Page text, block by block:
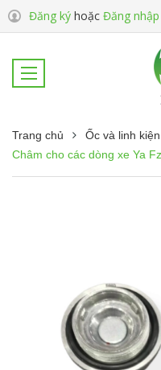
Đăng ký hoặc Đăng nhập
Trang chủ Ốc và linh
Châm cho các dòng xe Ya